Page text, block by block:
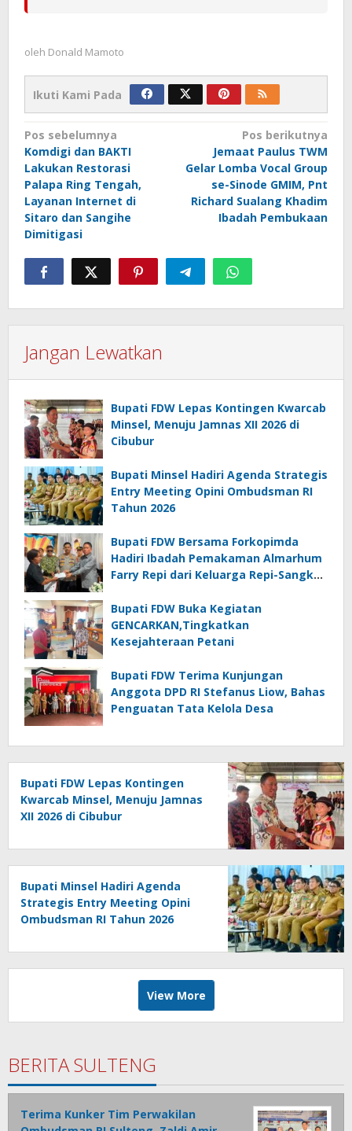
oleh Donald Mamoto
Ikuti Kami Pada
Navigasi
pos
Pos sebelumnya
Komdigi dan BAKTI
Lakukan Restorasi
Palapa Ring Tengah,
Layanan Internet di
Sitaro dan Sangihe
Dimitigasi
Pos berikutnya
Jemaat Paulus TWM
Gelar Lomba Vocal Group
se-Sinode GMIM, Pnt
Richard Sualang Khadim
Ibadah Pembukaan
Jangan Lewatkan
Bupati FDW Lepas Kontingen Kwarcab
Minsel, Menuju Jamnas XII 2026 di
Cibubur
Bupati Minsel Hadiri Agenda Strategis
Entry Meeting Opini Ombudsman RI
Tahun 2026
Bupati FDW Bersama Forkopimda
Hadiri Ibadah Pemakaman Almarhum
Farry Repi dari Keluarga Repi-Sangkoy
Bupati FDW Buka Kegiatan
GENCARKAN,Tingkatkan
Kesejahteraan Petani
Bupati FDW Terima Kunjungan
Anggota DPD RI Stefanus Liow, Bahas
Penguatan Tata Kelola Desa
Bupati FDW Lepas Kontingen
Kwarcab Minsel, Menuju Jamnas
XII 2026 di Cibubur
Bupati Minsel Hadiri Agenda
Strategis Entry Meeting Opini
Ombudsman RI Tahun 2026
View More
BERITA SULTENG
Terima Kunker Tim Perwakilan